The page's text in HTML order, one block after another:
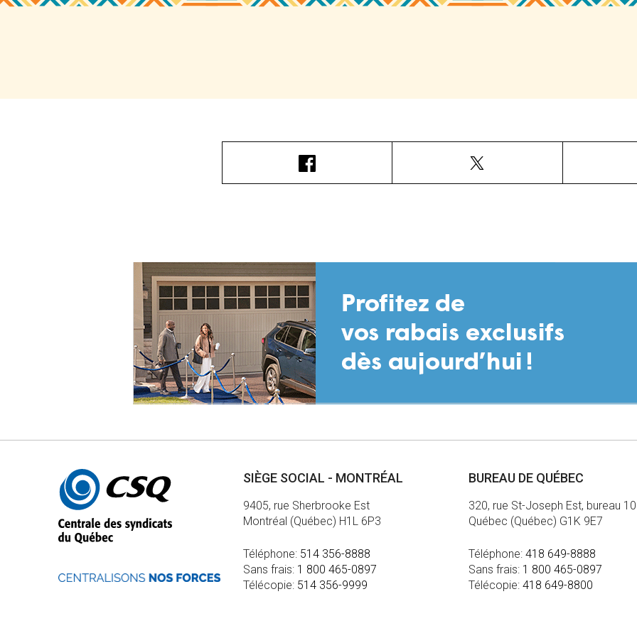
Autres
informations
SIÈGE SOCIAL - MONTRÉAL
9405, rue Sherbrooke Est
Montréal (Québec) H1L 6P3
Téléphone: 514 356-8888
Sans frais: 1 800 465-0897
Télécopie: 514 356-9999
BUREAU DE QUÉBEC
320, rue St-Joseph Est, bureau
Québec (Québec) G1K 9E7
Téléphone:418 649-8888
Sans frais: 1 800 465-0897
Télécopie:418 649-8800